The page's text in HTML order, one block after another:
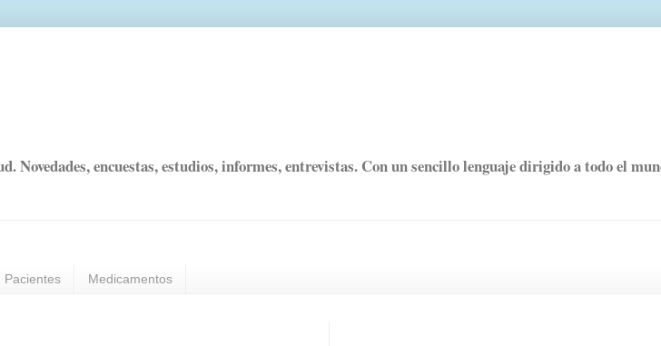
encuestas, estudios, informes, entrevistas. Con un sencillo lenguaje dirigido a todo el
Pacientes Medicamentos